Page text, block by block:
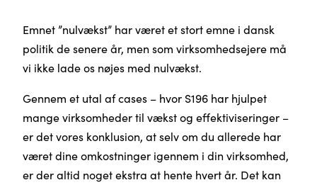
Emnet ”nulvækst” har været et stort emne i dansk
politik de senere år, men som virksomhedsejere må
vi ikke lade os nøjes med nulvækst.
Gennem et utal af cases – hvor S196 har hjulpet
mange virksomheder til vækst og effektiviseringer –
er det vores konklusion, at selv om du allerede har
været dine omkostninger igennem i din virksomhed,
er der altid noget ekstra at hente hvert år. Det kan